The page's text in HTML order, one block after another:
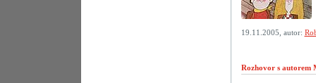
19.11.2005, autor:
Rozhovor s autorem